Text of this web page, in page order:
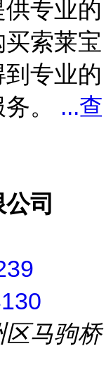
专业的
索莱宝
专业的
。 ...查
司
马驹桥